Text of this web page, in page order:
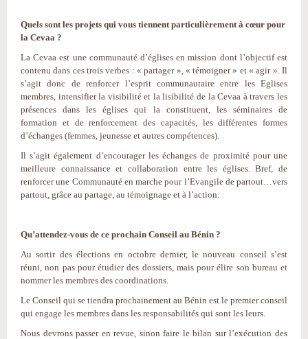
Quels sont les projets qui vous tiennent particulièrement à cœur pour
la Cevaa ?
La Cevaa est une communauté d’églises en mission dont l’objectif est
contenu dans ces trois verbes : « partager », « témoigner » et « agir ». Il
s’agit donc de renforcer l’esprit communautaire entre les Eglises
membres, intensifier la visibilité et la lisibilité de la Cevaa à travers les
présences dans les églises qui la constituent, les séminaires de
formation et de renforcement des capacités, les différentes formes
d’échanges (femmes, jeunesse et autres compétences).
Il s’agit également d’encourager les échanges de proximité pour une
meilleure connaissance et collaboration entre les églises. Bref, de
renforcer une Communauté en marche pour l’Evangile de partout…vers
partout, grâce au partage, au témoignage et à l’action.
Qu’attendez-vous de ce prochain Conseil au Bénin ?
Au sortir des élections en octobre dernier, le nouveau conseil s’est
réuni, non pas pour étudier des dossiers, mais pour élire son bureau et
nommer les membres des coordinations.
Le Conseil qui se tiendra prochainement au Bénin est le premier conseil
qui engage les membres dans les responsabilités qui sont les leurs.
Nous devrons passer en revue, sinon faire le bilan sur l’exécution des